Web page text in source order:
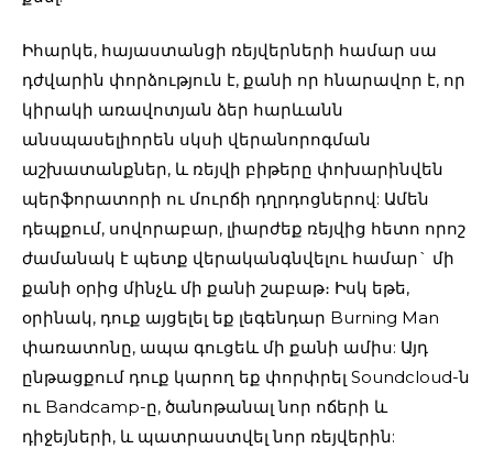
Իհարկե, հայաստանցի ռեյվերների համար սա
դժվարին փորձություն է, քանի որ հնարավոր է, որ
կիրակի առավոտյան ձեր հարևանն
անսպասելիորեն սկսի վերանորոգման
աշխատանքներ, և ռեյվի բիթերը փոխարինվեն
պերֆորատորի ու մուրճի դղրդոցներով: Ամեն
դեպքում, սովորաբար, լիարժեք ռեյվից հետո որոշ
ժամանակ է պետք վերականգնվելու համար` մի
քանի օրից մինչև մի քանի շաբաթ։ Իսկ եթե,
օրինակ, դուք այցելել եք լեգենդար Burning Man
փառատոնը, ապա գուցեև մի քանի ամիս: Այդ
ընթացքում դուք կարող եք փորփրել Soundcloud-ն
ու Bandcamp-ը, ծանոթանալ նոր ոճերի և
դիջեյների, և պատրաստվել նոր ռեյվերին: